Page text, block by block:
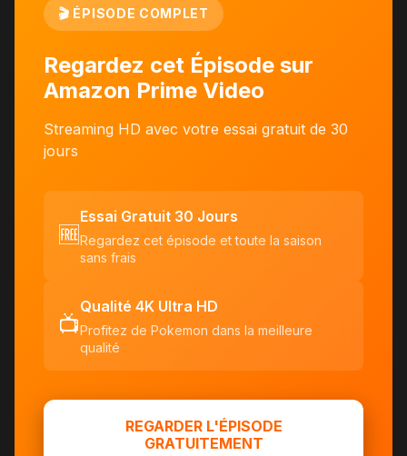
🎬 ÉPISODE COMPLET
Regardez cet Épisode sur
Amazon Prime Video
Streaming HD avec votre essai gratuit de 30
jours
🆓
Essai Gratuit 30 Jours
Regardez cet épisode et toute la saison
sans frais
📺
Qualité 4K Ultra HD
Profitez de Pokemon dans la meilleure
qualité
REGARDER L'ÉPISODE
GRATUITEMENT